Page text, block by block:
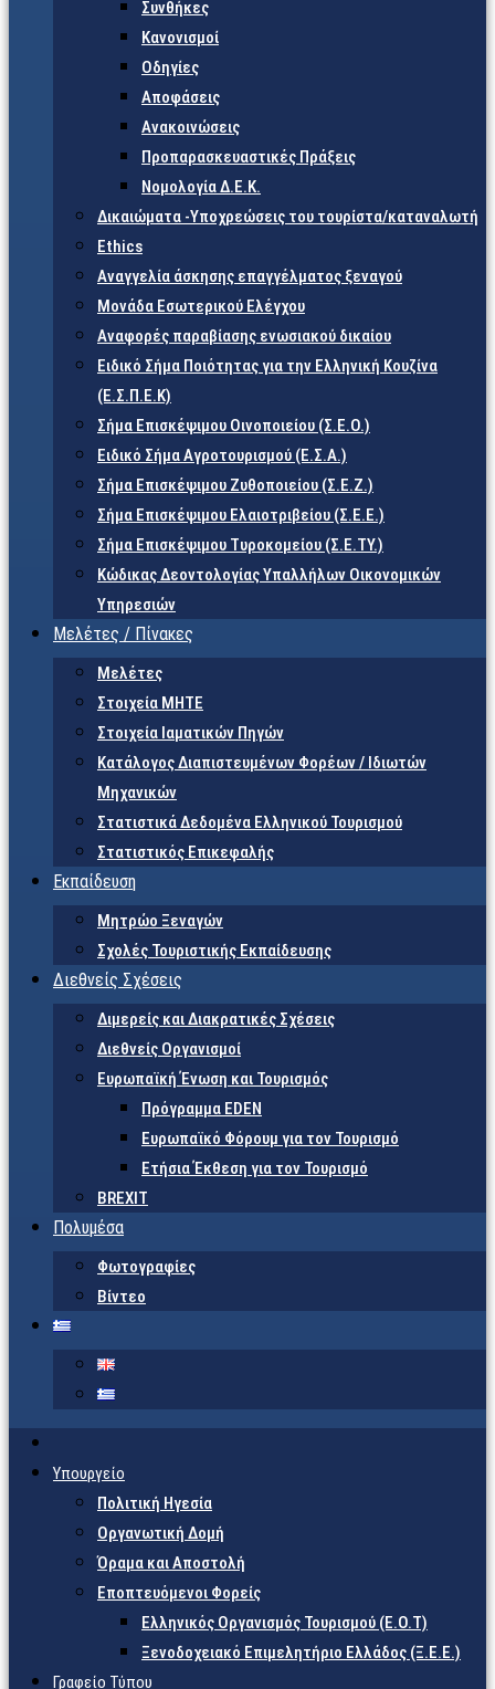
Συνθήκες
Κανονισμοί
Οδηγίες
Αποφάσεις
Ανακοινώσεις
Προπαρασκευαστικές Πράξεις
Νομολογία Δ.Ε.Κ.
Δικαιώματα -Υποχρεώσεις του τουρίστα/καταναλωτή
Ethics
Αναγγελία άσκησης επαγγέλματος ξεναγού
Μονάδα Εσωτερικού Ελέγχου
Αναφορές παραβίασης ενωσιακού δικαίου
Ειδικό Σήμα Ποιότητας για την Ελληνική Κουζίνα
(Ε.Σ.Π.Ε.Κ)
Σήμα Επισκέψιμου Οινοποιείου (Σ.Ε.Ο.)
Ειδικό Σήμα Αγροτουρισμού (Ε.Σ.Α.)
Σήμα Επισκέψιμου Ζυθοποιείου (Σ.Ε.Ζ.)
Σήμα Επισκέψιμου Ελαιοτριβείου (Σ.Ε.Ε.)
Σήμα Επισκέψιμου Τυροκομείου (Σ.Ε.TY.)
Κώδικας Δεοντολογίας Υπαλλήλων Οικονομικών
Υπηρεσιών
Μελέτες / Πίνακες
Μελέτες
Στοιχεία ΜΗΤΕ
Στοιχεία Ιαματικών Πηγών
Κατάλογος Διαπιστευμένων Φορέων / Ιδιωτών
Μηχανικών
Στατιστικά Δεδομένα Ελληνικού Τουρισμού
Στατιστικός Επικεφαλής
Εκπαίδευση
Μητρώο Ξεναγών
Σχολές Τουριστικής Εκπαίδευσης
Διεθνείς Σχέσεις
Διμερείς και Διακρατικές Σχέσεις
Διεθνείς Οργανισμοί
Ευρωπαϊκή Ένωση και Τουρισμός
Πρόγραμμα EDEN
Ευρωπαϊκό Φόρουμ για τον Τουρισμό
Ετήσια Έκθεση για τον Τουρισμό
BREXIT
Πολυμέσα
Φωτογραφίες
Βίντεο
Υπουργείο
Πολιτική Ηγεσία
Οργανωτική Δομή
Όραμα και Αποστολή
Εποπτευόμενοι Φορείς
Eλληνικός Οργανισμός Τουρισμού (Ε.Ο.Τ)
Ξενοδοχειακό Επιμελητήριο Ελλάδος (Ξ.Ε.Ε.)
Γραφείο Τύπου